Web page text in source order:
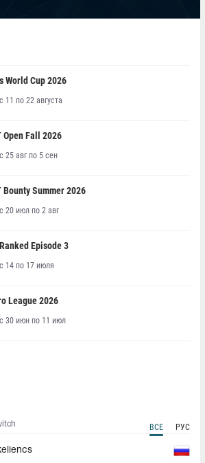
World Cup 2026
с 11 по 22 августа
Open Fall 2026
с 25 авг по 5 сен
Bounty Summer 2026
с 20 июл по 2 авг
Episode 3
с 14 по 17 июля
League 2026
с 30 июн по 11 июл
ВСЕ РУС